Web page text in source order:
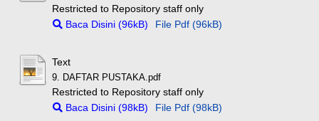
Restricted to Repository staff only
Baca Disini (96kB)
File Pdf (96kB)
Text
9. DAFTAR PUSTAKA.pdf
Restricted to Repository staff only
Baca Disini (98kB)
File Pdf (98kB)